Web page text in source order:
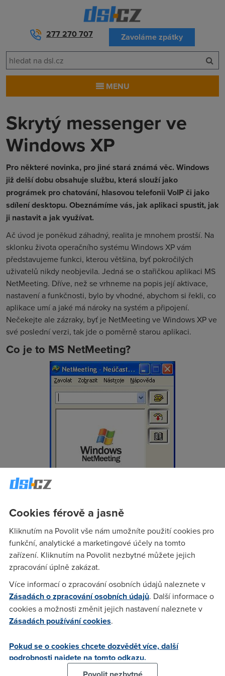
277 270 707 Zavoláme zpátky
MENU
Skrytý messenger ve
Windows XP
Pro některé novinka, pro jiné stará známá věc. Windows
již delší dobu obsahuje službu, která slouží jako
prográmek pro chatování, hlasovou telefonii VoIP či jako
sdílení desktopu. Obeznámíme vás, jak aplikaci spustit, jak
ji nastavit a jak využívat.
Ač úvod je poněkud záhadný, realita je mnohem prostší. Na
sklonku života operačního systému Windows XP vám
představujeme funkci, kterou většina, byť pokročilých
uživatelů nikdy neobjevila. Jedná se o stařičkou aplikaci MS
NetMeeting. Dříve, než se vrhneme na popis její aktivace,
nastavení a funkčnosti, bylo by vhodné, abychom si řekli, co
aplikace umí a jaké má nároky na systém a připojení.
Nečekejte ale zázraky, byť je NetMeeting ve Windows XP ve
své poslední verzi, tak jde o poměrně starou aplikaci.
Co je to MS NetMeeting?
MS Netmeeting je zřejmě nejznámějším videokonferenčním
Windows XP patrně nikdy nepoznali. Netmeeting pracuje i
ve verzi Windows XP, ale zde již firma Microsoft
upřednostňuje komponentu Windows Messanger. Hlavní
Cookies férově a jasně
Kliknutím na Povolit vše nám umožníte použití cookies pro
funkční, analytické a marketingové účely na tomto
zařízení. Kliknutím na Povolit nezbytné můžete jejich
zpracování úplně zakázat.
Více informací o zpracování osobních údajů naleznete v
Zásadách o zpracování osobních údajů. Další informace o
cookies a možnosti změnit jejich nastavení naleznete v
Zásadách používání cookies.
Pokud se o cookies chcete dozvědět více, další
podrobnosti najdete na tomto odkazu.